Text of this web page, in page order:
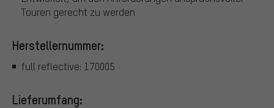
Touren gerecht zu werden
Herstellernummer:
full reflective: 170005
Lieferumfang: